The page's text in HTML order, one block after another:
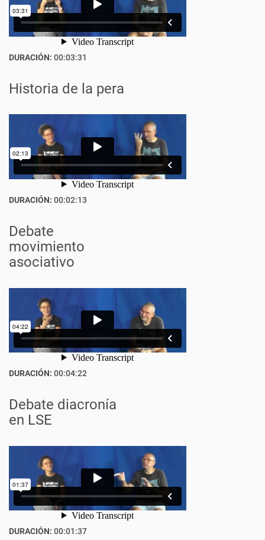
DURACIÓN: 00:03:31
Historia de la pera
DURACIÓN: 00:02:13
Debate
movimiento
asociativo
DURACIÓN: 00:04:22
Debate diacronía
en LSE
DURACIÓN: 00:01:37